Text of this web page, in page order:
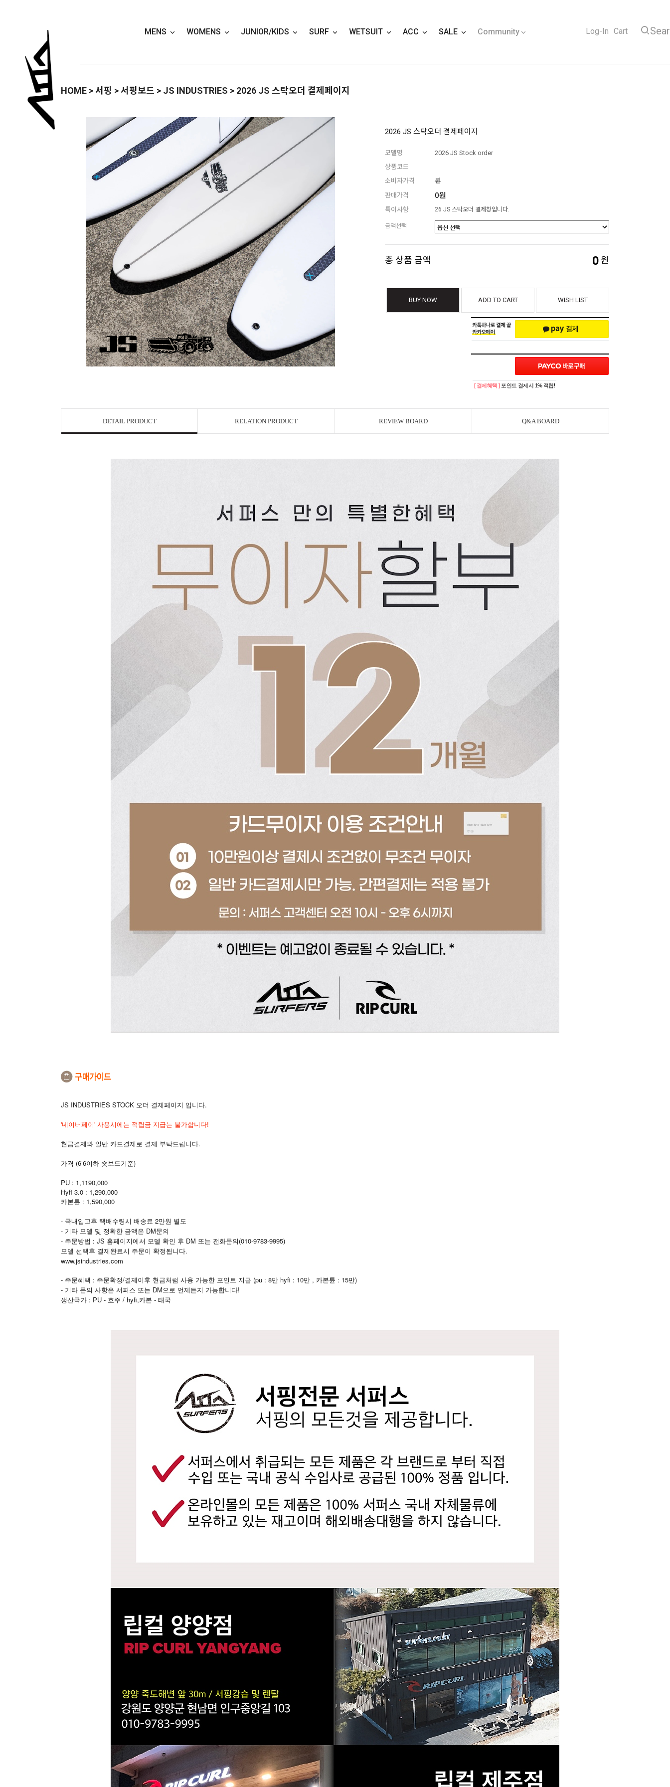
MENS WOMENS JUNIOR/KIDS SURF WETSUIT ACC SALE Community Log-In Cart
HOME >서핑 >서핑보드 > JS INDUSTRIES > 2026 JS 스탁오더 결제페이지
2026 JS 스탁오더 결제페이지
모델명
2026 JS Stock order
상품코드
소비자가격
원
판매가격
0원
특이사항 26 JS 스탁오더 결제창입니다.
금액선택
총 상품 금액 0원
BUY NOW ADD TO CART WISH LIST
[ 결제혜택 ] 포인트 결제시 1% 적립!
DETAIL PRODUCT RELATION PRODUCT REVIEW BOARD Q&A BOARD
JS INDUSTRIES STOCK 오더 결제페이지 입니다.
'네이버페이' 사용시에는 적립금 지급는 불가합니다!
현금결제와 일반 카드결제로 결제 부탁드립니다.
가격 (6’6이하 숏보드기준)
PU : 1,1190,000
Hyfi 3.0 : 1,290,000
카본튠 : 1,590,000
- 국내입고후 택배수령시 배송료 2만원 별도
- 기타 모델 및 정확한 금액은 DM문의
- 주문방법 : JS 홈페이지에서 모델 확인 후 DM 또는 전화문의(010-9783-9995)
모델 선택후 결제완료시 주문이 확정됩니다.
www.jsindustries.com
- 주문혜택 : 주문확정/결제이후 현금처럼 사용 가능한 포인트 지급 (pu : 8만 hyfi : 10만 , 카본튠 : 15만)
- 기타 문의 사항은 서퍼스 또는 DM으로 언제든지 가능합니다!
생산국가 : PU - 호주 / hyfi,카본 - 태국